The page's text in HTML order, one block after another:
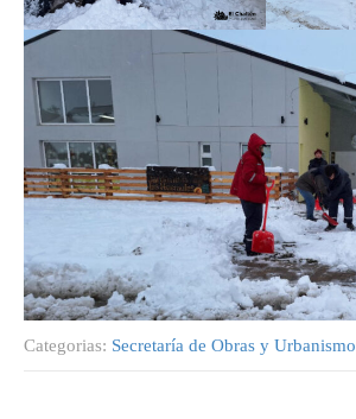
Categorias: Secretaría de Obras y Urbanismo